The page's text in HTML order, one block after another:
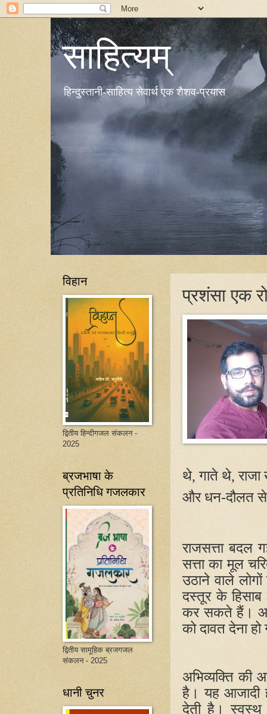
साहित्यम्
हिन्दुस्तानी-साहित्य सेवार्थ एक शैशव-प्रयास
प्रशंसा एक
थे,गाते थे,
और धन-दौलत से
राजसत्ता बदल
सत्ता का मूल
उठाने वाले
दस्तूर के
कर सकते हैं।
को दावत देना
अभिव्यक्ति की
है। यह आजादी
देती है।
विहान
द्वितीय हिन्दीगजल संकलन -
2025
ब्रजभाषा के
प्रतिनिधि गजलकार
द्वितीय सामूहिक ब्रजगजल
संकलन - 2025
धानी चुनर